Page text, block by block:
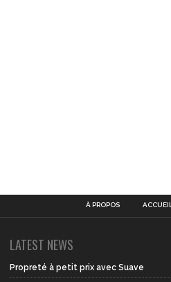
À PROPOS ACCUEIL
LATEST NEWS
Propreté à petit prix avec Suave